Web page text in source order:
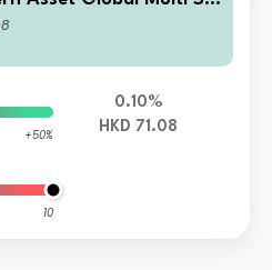
A HKD Distributing
+50%
10
0.10%
HKD 71.08